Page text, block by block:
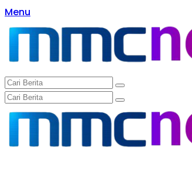
Langsung
ke
konten
Menu